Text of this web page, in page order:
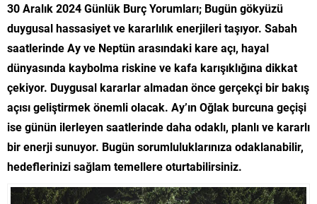
30 Aralık 2024 Günlük Burç Yorumları; Bugün gökyüzü
duygusal hassasiyet ve kararlılık enerjileri taşıyor. Sabah
saatlerinde Ay ve Neptün arasındaki kare açı, hayal
dünyasında kaybolma riskine ve kafa karışıklığına dikkat
çekiyor. Duygusal kararlar almadan önce gerçekçi bir bakış
açısı geliştirmek önemli olacak. Ay’ın Oğlak burcuna geçişi
ise günün ilerleyen saatlerinde daha odaklı, planlı ve kararlı
bir enerji sunuyor. Bugün sorumluluklarınıza odaklanabilir,
hedeflerinizi sağlam temellere oturtabilirsiniz.